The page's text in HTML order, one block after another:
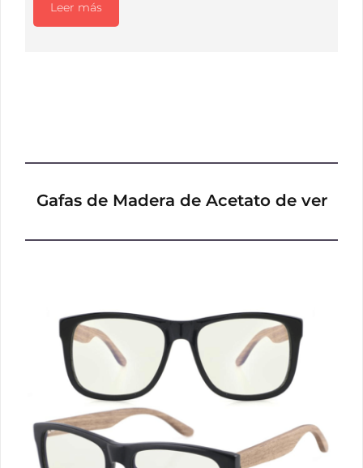
Leer más
Gafas de Madera de Acetato de ver